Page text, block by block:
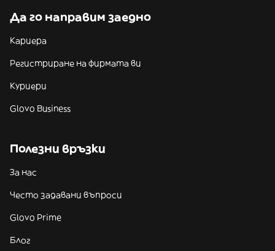
Да го направим заедно
Кариера
Регистриране на фирмата ви
Куриери
Glovo Business
Полезни връзки
За нас
Често задавани въпроси
Glovo Prime
Блог